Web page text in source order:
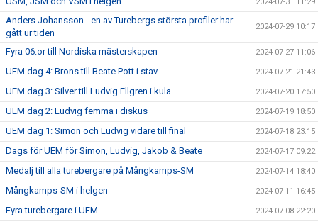
Anders Johansson - en av Turebergs största profiler har
gått ur tiden
2024-07-29 10:17
Fyra 06:or till Nordiska mästerskapen 2024-07-27 11:06
UEM dag 4: Brons till Beate Pott i stav 2024-07-21 21:43
UEM dag 3: Silver till Ludvig Ellgren i kula 2024-07-20 17:50
UEM dag 2: Ludvig femma i diskus 2024-07-19 18:50
UEM dag 1: Simon och Ludvig vidare till final 2024-07-18 23:15
Dags för UEM för Simon, Ludvig, Jakob & Beate 2024-07-17 09:22
Medalj till alla turebergare på Mångkamps-SM 2024-07-14 18:40
Mångkamps-SM i helgen 2024-07-11 16:45
Fyra turebergare i UEM 2024-07-08 22:20